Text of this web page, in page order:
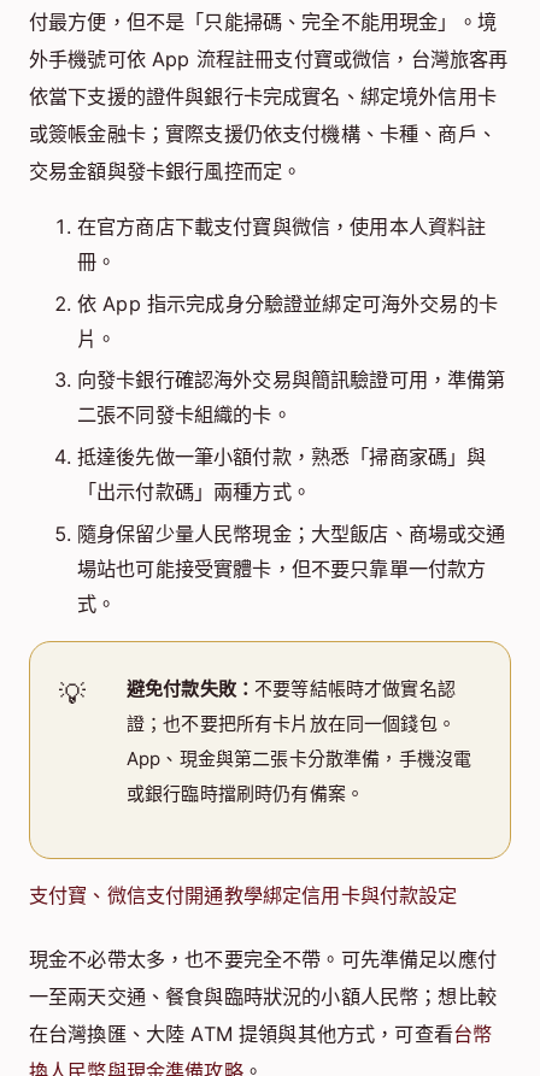
付最方便，但不是「只能掃碼、完全不能用現金」。境
外手機號可依 App 流程註冊支付寶或微信，台灣旅客再
依當下支援的證件與銀行卡完成實名、綁定境外信用卡
或簽帳金融卡；實際支援仍依支付機構、卡種、商戶、
交易金額與發卡銀行風控而定。
在官方商店下載支付寶與微信，使用本人資料註
冊。
依 App 指示完成身分驗證並綁定可海外交易的卡
片。
向發卡銀行確認海外交易與簡訊驗證可用，準備第
二張不同發卡組織的卡。
抵達後先做一筆小額付款，熟悉「掃商家碼」與
「出示付款碼」兩種方式。
隨身保留少量人民幣現金；大型飯店、商場或交通
場站也可能接受實體卡，但不要只靠單一付款方
式。
💡 避免付款失敗：不要等結帳時才做實名認
證；也不要把所有卡片放在同一個錢包。
App、現金與第二張卡分散準備，手機沒電
或銀行臨時擋刷時仍有備案。
支付寶、微信支付開通教學綁定信用卡與付款設定
現金不必帶太多，也不要完全不帶。可先準備足以應付
一至兩天交通、餐食與臨時狀況的小額人民幣；想比較
在台灣換匯、大陸 ATM 提領與其他方式，可查看台幣
換人民幣與現金準備攻略。